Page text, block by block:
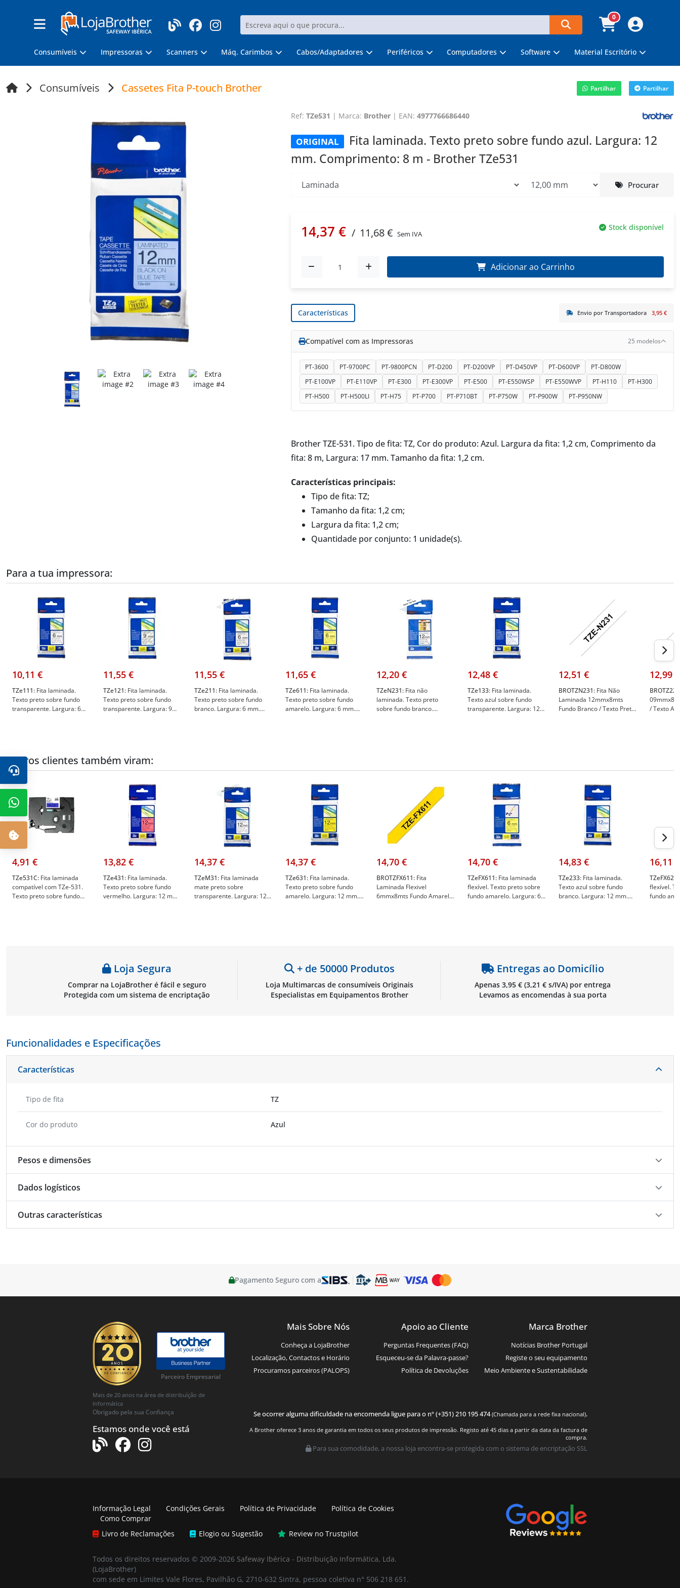
0
Consumíveis Impressoras Scanners Máq. Carimbos Cabos/Adaptadores Periféricos Computadores Software Material Escritório
Consumíveis Cassetes Fita P-touch Brother Partilhar Partilhar
Ref: TZe531 | Marca: Brother| EAN: 4977766686440
ORIGINAL
Fita laminada. Texto preto sobre fundo azul. Largura: 12
mm. Comprimento: 8 m - Brother TZe531
Procurar
14,37 € / 11,68 € Sem IVA
Stock disponível
Adicionar ao Carrinho
Características Envio por Transportadora 3,95 €
Compatível com as Impressoras 25 modelos
PT-3600 PT-9700PC PT-9800PCN PT-D200 PT-D200VP PT-D450VP PT-D600VP
PT-D800W
PT-E100VP
PT-E110VP PT-E300 PT-E300VP PT-E500 PT-E550WSP PT-E550WVP PT-H110
PT-H300
PT-H500
PT-H500LI PT-H75 PT-P700 PT-P710BT PT-P750W PT-P900W PT-P950NW
Brother TZE-531. Tipo de fita: TZ, Cor do produto: Azul. Largura da fita: 1,2 cm, Comprimento da
fita: 8 m, Largura: 17 mm. Tamanho da fita: 1,2 cm.
Características principais:
Tipo de fita: TZ;
Tamanho da fita: 1,2 cm;
Largura da fita: 1,2 cm;
Quantidade por conjunto: 1 unidade(s).
Para a tua impressora:
10,11 €
TZe111: Fita laminada.
Texto preto sobre fundo
transparente. Largura: 6
11,55 €
TZe121: Fita laminada.
Texto preto sobre fundo
transparente. Largura: 9
11,55 €
TZe211: Fita laminada.
Texto preto sobre fundo
branco. Largura: 6 mm.
11,65 €
TZe611: Fita laminada.
Texto preto sobre fundo
amarelo. Largura: 6 mm.
12,20 €
TZeN231: Fita não
laminada. Texto preto
sobre fundo branco.
12,48 €
TZe133: Fita laminada.
Texto azul sobre fundo
transparente. Largura: 12
12,51 €
BROTZN231: Fita Não
Laminada 12mmx8mts
Fundo Branco / Texto Preto
12,99 €
/ Texto
Outros clientes também viram:
4,91 €
TZe531C: Fita laminada
compatível com TZe-531.
Texto preto sobre fundo
13,82 €
TZe431: Fita laminada.
Texto preto sobre fundo
vermelho. Largura: 12 mm.
14,37 €
TZeM31: Fita laminada
mate preto sobre
transparente. Largura: 12
14,37 €
TZe631: Fita laminada.
Texto preto sobre fundo
amarelo. Largura: 12 mm.
14,70 €
BROTZFX611: Fita
Laminada Flexivel
6mmx8mts Fundo Amarelo
14,70 €
TZeFX611: Fita laminada
flexível. Texto preto sobre
fundo amarelo. Largura: 6
14,83 €
TZe233: Fita laminada.
Texto azul sobre fundo
branco. Largura: 12 mm.
16,11 €
TZeFX621:
flexível.
fundo
Loja Segura
Comprar na LojaBrother é fácil e seguro
Protegida com um sistema de encriptação
+ de 50000 Produtos
Loja Multimarcas de consumíveis Originais
Especialistas em Equipamentos Brother
Entregas ao Domicílio
Apenas 3,95 € (3,21 € s/IVA) por entrega
Levamos as encomendas à sua porta
Funcionalidades e Especificações
Características
Tipo de fita TZ
Cor do produto Azul
Pesos e dimensões
Dados logísticos
Outras características
Pagamento Seguro com a
Parceiro Empresarial
Mais de 20 anos na área de distribuíção de
Informática
Obrigado pela sua Confiança
Estamos onde você está
Mais Sobre Nós
Conheça a LojaBrother
Localização, Contactos e Horário
Procuramos parceiros (PALOPS)
Apoio ao Cliente
Perguntas Frequentes (FAQ)
Esqueceu-se da Palavra-passe?
Política de Devoluções
Marca Brother
Notícias Brother Portugal
Registe o seu equipamento
Meio Ambiente e Sustentabilidade
Se ocorrer alguma dificuldade na encomenda ligue para o nº (+351) 210 195 474(Chamada para a rede fixa nacional).
A Brother oferece 3 anos de garantia em todos os seus produtos de impressão. Registo até 45 dias a partir da data da factura de
compra.
Para sua comodidade, a nossa loja encontra-se protegida com o sistema de encriptação SSL
Informação Legal Condições Gerais Política de Privacidade
Política de Cookies
Como Comprar
Livro de Reclamações
Elogio ou Sugestão Review no Trustpilot
Todos os direitos reservados © 2009-2026 Safeway Ibérica - Distribuição Informática, Lda.
(LojaBrother)
com sede em Limites Vale Flores, Pavilhão G, 2710-632 Sintra, pessoa coletiva n° 506 218 651.